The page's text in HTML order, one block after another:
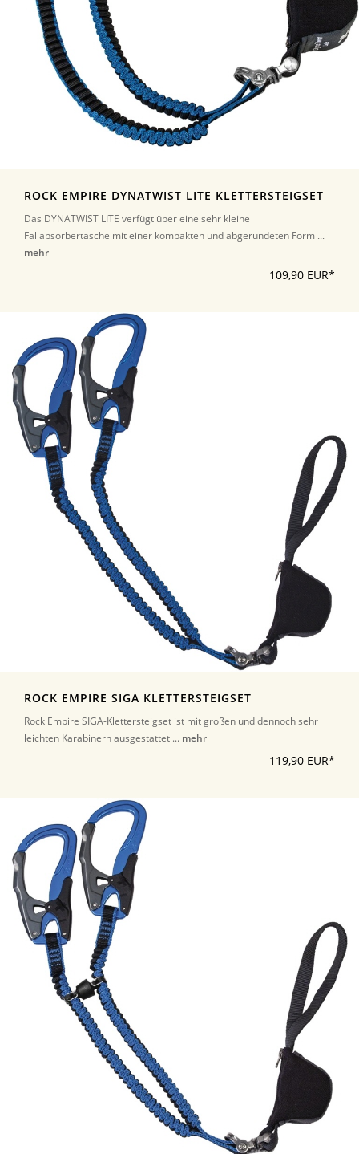
ROCK EMPIRE DYNATWIST LITE KLETTERSTEIGSET
Das DYNATWIST LITE verfügt über eine sehr kleine
Fallabsorbertasche mit einer kompakten und abgerundeten Form ...
mehr
109,90 EUR*
ROCK EMPIRE SIGA KLETTERSTEIGSET
Rock Empire SIGA-Klettersteigset ist mit großen und dennoch sehr
leichten Karabinern ausgestattet ... mehr
119,90 EUR*